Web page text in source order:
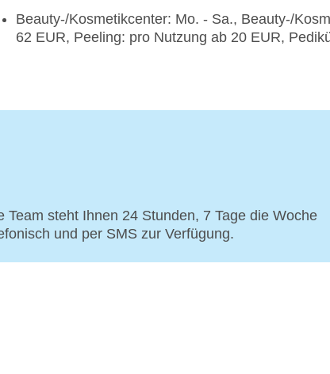
Beauty-/Kosmetikcenter: Mo. - Sa., Beauty-/
62 EUR, Peeling: pro Nutzung ab 20 EUR,
steht Ihnen 24 Stunden, 7 Tage die Woche
und per SMS zur Verfügung.